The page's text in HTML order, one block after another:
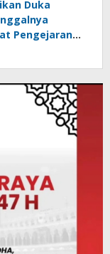
Duka
Pengejaran